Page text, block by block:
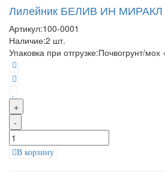
Лилейник БЕЛИВ ИН МИРАКЛ
Артикул:100-0001
Наличие:2 шт.
Упаковка при отгрузке:Почвогрунт/мох
+
-
В корзину